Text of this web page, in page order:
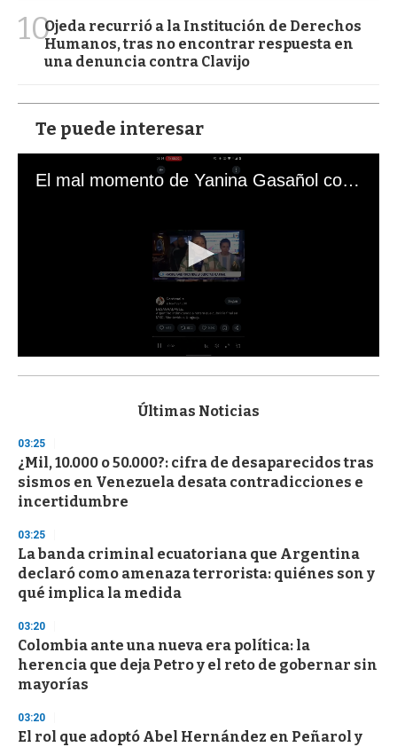
10Ojeda recurrió a la Institución de Derechos
Humanos, tras no encontrar respuesta en
una denuncia contra Clavijo
Te puede interesar
El mal momento de Yanina Gasañol con un hincha argentino en "Subrayado"
s
d
s
o
f
3
s
e
c
o
n
d
Últimas Noticias
03:25
¿Mil, 10.000 o 50.000?: cifra de desaparecidos tras
sismos en Venezuela desata contradicciones e
incertidumbre
03:25
La banda criminal ecuatoriana que Argentina
declaró como amenaza terrorista: quiénes son y
qué implica la medida
03:20
Colombia ante una nueva era política: la
herencia que deja Petro y el reto de gobernar sin
mayorías
03:20
El rol que adoptó Abel Hernández en Peñarol y